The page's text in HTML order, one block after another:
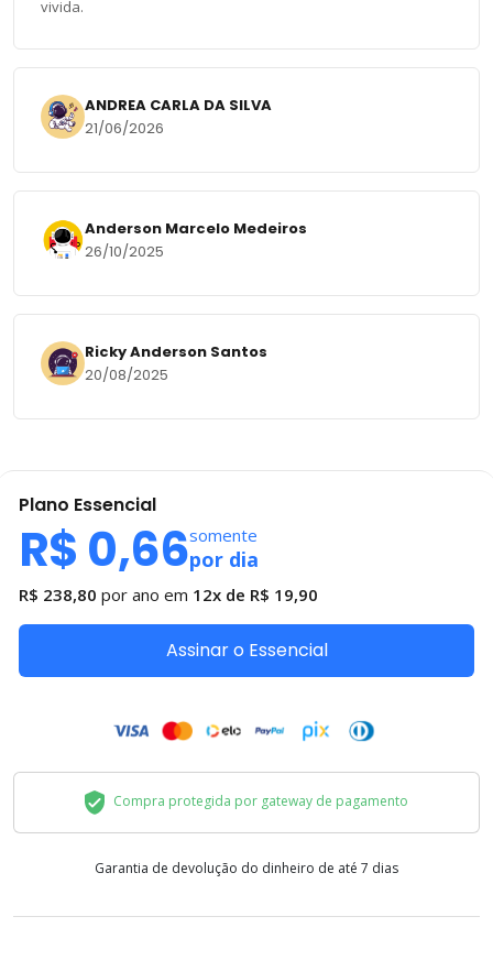
vivida.
ANDREA CARLA DA SILVA
21/06/2026
Anderson Marcelo Medeiros
26/10/2025
Ricky Anderson Santos
20/08/2025
Plano Essencial
R$ 0,66somente
por dia
R$ 238,80 por ano em 12x de R$ 19,90
Assinar o Essencial
Compra protegida por gateway de pagamento
Garantia de devolução do dinheiro de até 7 dias